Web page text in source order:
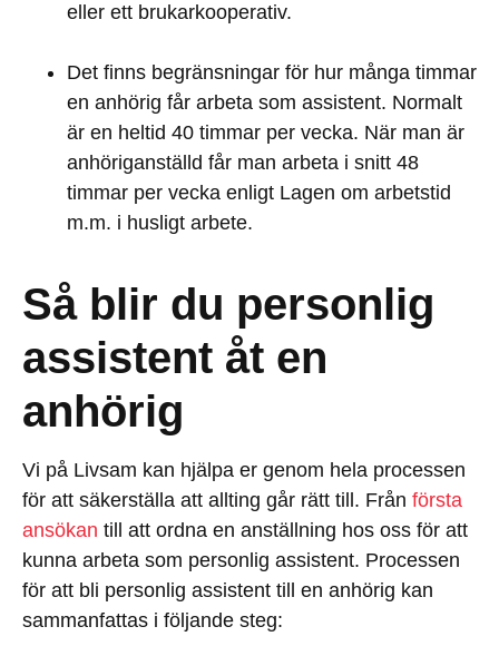
eller ett brukarkooperativ.
Det finns begränsningar för hur många timmar
en anhörig får arbeta som assistent. Normalt
är en heltid 40 timmar per vecka. När man är
anhöriganställd får man arbeta i snitt 48
timmar per vecka enligt Lagen om arbetstid
m.m. i husligt arbete.
Så blir du personlig
assistent åt en
anhörig
Vi på Livsam kan hjälpa er genom hela processen
för att säkerställa att allting går rätt till. Från första
ansökan till att ordna en anställning hos oss för att
kunna arbeta som personlig assistent. Processen
för att bli personlig assistent till en anhörig kan
sammanfattas i följande steg: